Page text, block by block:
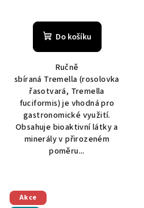
Do košíku
Ručně
sbíraná Tremella (rosolovka
řasotvará, Tremella
fuciformis) je vhodná pro
gastronomické využití.
Obsahuje bioaktivní látky a
minerály v přirozeném
poměru...
Akce